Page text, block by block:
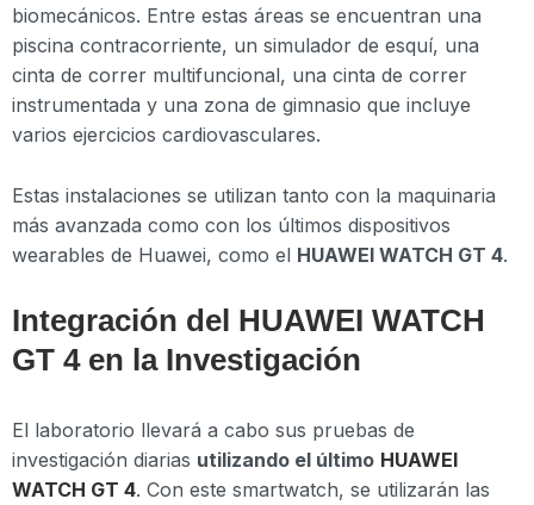
biomecánicos. Entre estas áreas se encuentran una
piscina contracorriente, un simulador de esquí, una
cinta de correr multifuncional, una cinta de correr
instrumentada y una zona de gimnasio que incluye
varios ejercicios cardiovasculares.
Estas instalaciones se utilizan tanto con la maquinaria
más avanzada como con los últimos dispositivos
wearables de Huawei, como el HUAWEI WATCH GT 4.
Integración del HUAWEI WATCH
GT 4 en la Investigación
El laboratorio llevará a cabo sus pruebas de
investigación diarias utilizando el último HUAWEI
WATCH GT 4. Con este smartwatch, se utilizarán las